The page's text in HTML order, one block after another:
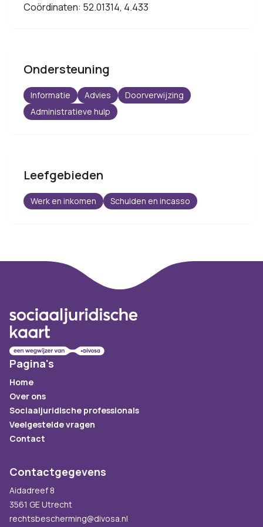
Coördinaten: 52.01314, 4.433
Ondersteuning
Informatie Advies
Doorverwijzing
Administratieve hulp
Leefgebieden
Werk en inkomen Schulden en incasso
Pagina's
Home
Over ons
Sociaaljuridische professionals
Veelgestelde vragen
Contact
Contactgegevens
Aidadreef 8
3561 GE Utrecht
rechtsbescherming@divosa.nl